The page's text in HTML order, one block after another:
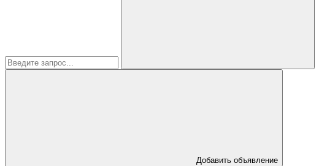
Добавить объявление